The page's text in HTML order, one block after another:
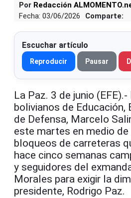
Por Redacción
Fecha: 03/06/2026
Comparte:
Escuchar artículo
Reproducir Pausar
La Paz. 3 de junio
bolivianos de Educación,
de Defensa, Marcelo
este martes en medio
bloqueos de carreteras
hace cinco semanas
y seguidores del
Morales para exigir la
presidente, Rodrigo Paz.